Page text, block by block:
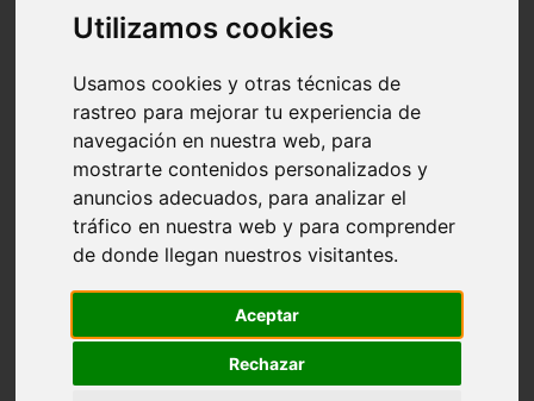
Utilizamos cookies
Usamos cookies y otras técnicas de
rastreo para mejorar tu experiencia de
navegación en nuestra web, para
mostrarte contenidos personalizados y
anuncios adecuados, para analizar el
tráfico en nuestra web y para comprender
de donde llegan nuestros visitantes.
Aceptar
Rechazar
Cantabria - suances
Sevilla - bormujos
Málaga - júzcar
Huesca - alquézar
Huesca - castejón-de-sos
Lleida - alt-àneu
Córdoba - almedinilla
Navarra - zangoza
Cantabria - arenas-de-iguña
Barcelona - la-pobla-de-lillet
Murcia - cartagena
Madrid - nuevo-baztán